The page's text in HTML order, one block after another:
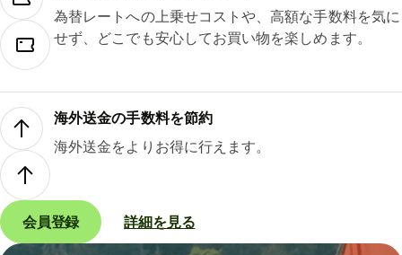
為替レートへの上乗せコストや、高額な手数料を気に
せず、どこでも安心してお買い物を楽しめます。
海外送金の手数料を節約
海外送金をよりお得に行えます。
会員登録 詳細を見る